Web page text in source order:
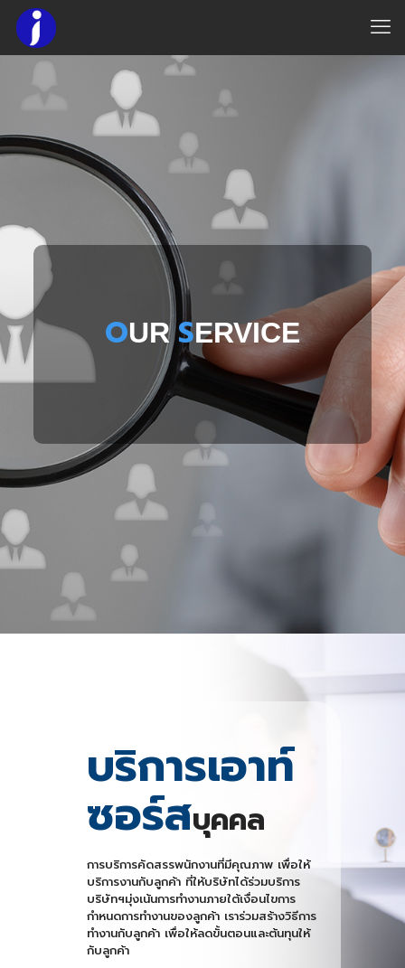
OURSERVICE
บริการเอาท์
ซอร์สบุคคล
การบริการคัดสรรพนักงานที่มีคุณภาพ เพื่อให้
บริการงานกับลูกค้า ที่ให้บริษัทได้ร่วมบริการ
บริษัทฯมุ่งเน้นการทำงานภายใต้เงื่อนไขการ
กำหนดการทำงานของลูกค้า เราร่วมสร้างวิธีการ
ทำงานกับลูกค้า เพื่อให้ลดขั้นตอนและต้นทุนให้
กับลูกค้า